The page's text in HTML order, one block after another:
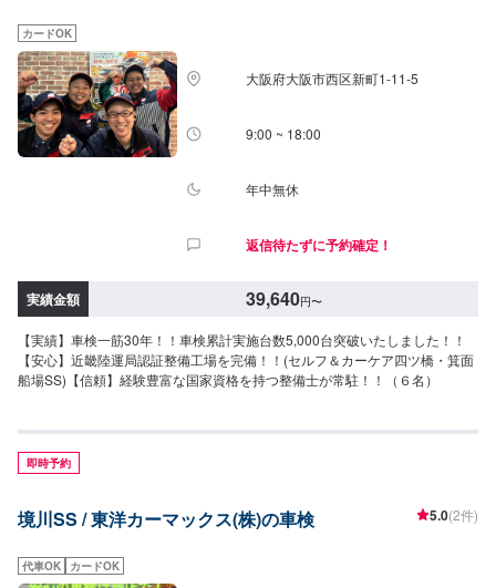
カードOK
大阪府大阪市西区新町1-11-5
9:00 ~ 18:00
年中無休
返信待たずに予約確定！
実績金額 39,640円〜
【実績】車検一筋30年！！車検累計実施台数5,000台突破いたしました！！
【安心】近畿陸運局認証整備工場を完備！！(セルフ＆カーケア四ツ橋・箕面
船場SS)【信頼】経験豊富な国家資格を持つ整備士が常駐！！（６名）
即時予約
境川SS / 東洋カーマックス(株)の車検 5.0(2件)
代車OK カードOK